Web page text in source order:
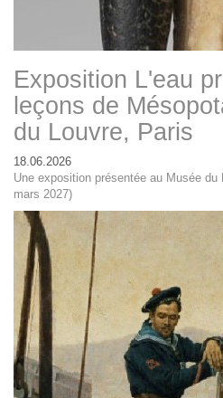
Exposition L'eau
leçons de
du Louvre, Paris
18.06.2026
Une exposition présentée au Musée
mars 2027)